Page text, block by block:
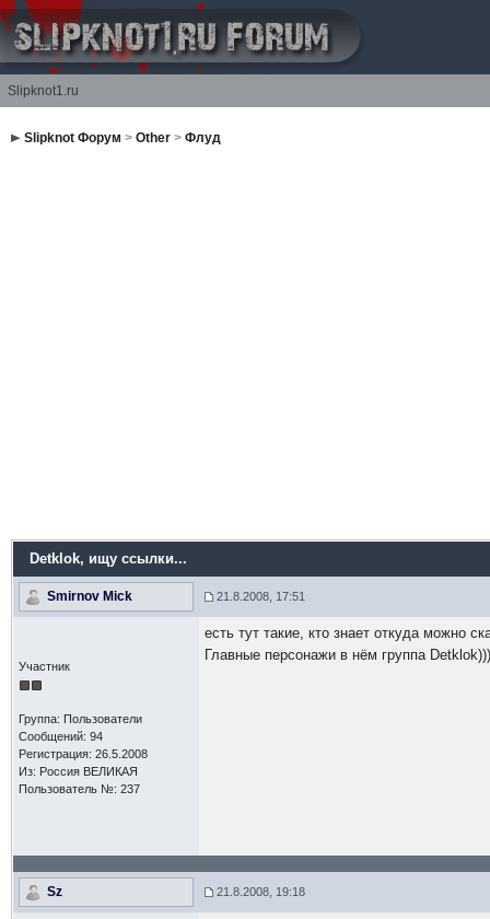
Slipknot1.ru
Slipknot Форум > Other> Флуд
Detklok, ищу ссылки...
Smirnov Mick 21.8.2008, 17:51
Участник
Группа: Пользователи
Сообщений: 94
Регистрация: 26.5.2008
Из: Россия ВЕЛИКАЯ
Пользователь №: 237
есть тут такие, кто знает откуда можно
Главные персонажи в нём группа
Sz 21.8.2008, 19:18